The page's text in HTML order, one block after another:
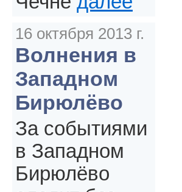
16 октября 2013 г.
Волнения в
Западном
Бирюлёво
За событиями
в Западном
Бирюлёво